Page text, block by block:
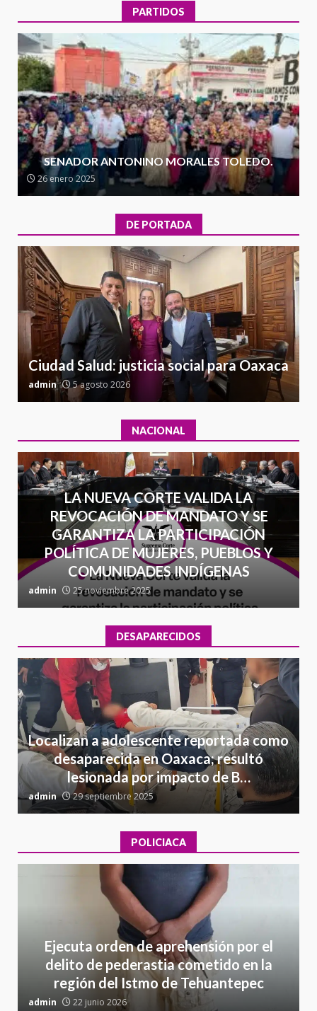
30 julio 2026
4
presencia institucional en San
Juan Mazatlán
20 julio 2026
5
Sanciona Municipio de Oaxaca
de Juárez caso de maltrato
animal tras denuncia ciudadana
16 julio 2026
6
Detienen a Ernesto Ruffo en Baja
California; FGR lo investiga por
presuntos delitos de
contrabando
16 julio 2026
7
Sin paso carretera Oaxaca-
Cuacnopalan
26 junio 2026
PARTIDOS
SENADOR ANTONINO MORALES TOLEDO.
26 enero 2025
DE PORTADA
Ciudad Salud: justicia social para Oaxaca
admin 5 agosto 2026
NACIONAL
LA NUEVA CORTE VALIDA LA
REVOCACIÓN DE MANDATO Y SE
GARANTIZA LA PARTICIPACIÓN
POLÍTICA DE MUJERES, PUEBLOS Y
COMUNIDADES INDÍGENAS
admin 25 noviembre 2025
DESAPARECIDOS
Localizan a adolescente reportada como
desaparecida en Oaxaca; resultó
lesionada por impacto de B…
admin 29 septiembre 2025
POLICIACA
Ejecuta orden de aprehensión por el
delito de pederastia cometido en la
región del Istmo de Tehuantepec
admin 22 junio 2026